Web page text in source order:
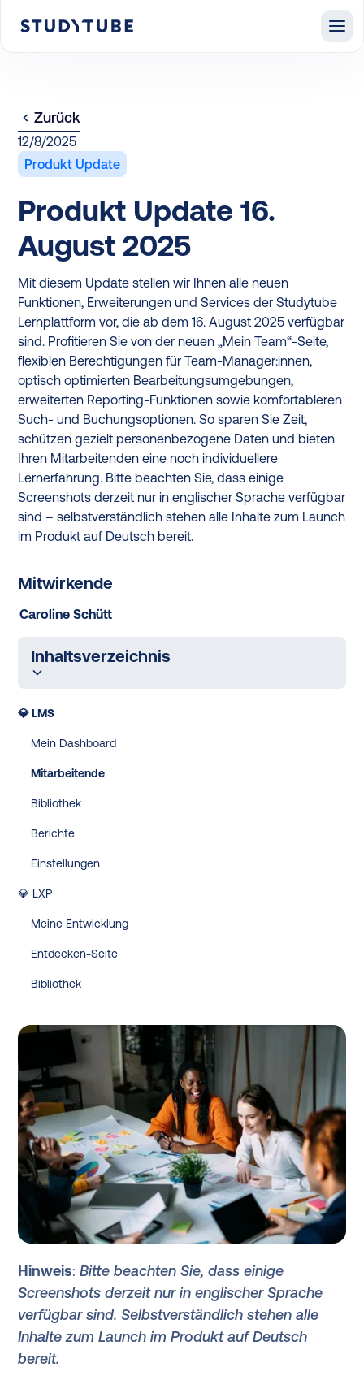
12/8/2025
Produkt Update
Produkt Update 16.
August 2025
Mit diesem Update stellen wir Ihnen alle neuen
Funktionen, Erweiterungen und Services der Studytube
Lernplattform vor, die ab dem 16. August 2025 verfügbar
sind. Profitieren Sie von der neuen „Mein Team“-Seite,
flexiblen Berechtigungen für Team-Manager:innen,
optisch optimierten Bearbeitungsumgebungen,
erweiterten Reporting-Funktionen sowie komfortableren
Such- und Buchungsoptionen. So sparen Sie Zeit,
schützen gezielt personenbezogene Daten und bieten
Ihren Mitarbeitenden eine noch individuellere
Lernerfahrung. Bitte beachten Sie, dass einige
Screenshots derzeit nur in englischer Sprache verfügbar
sind – selbstverständlich stehen alle Inhalte zum Launch
im Produkt auf Deutsch bereit.
Zurück
Hinweis:Bitte beachten Sie, dass einige
Screenshots derzeit nur in englischer Sprache
verfügbar sind. Selbstverständlich stehen alle
Inhalte zum Launch im Produkt auf Deutsch
bereit.
Mitwirkende
Caroline Schütt
Inhaltsverzeichnis
💎 LMS
Mein Dashboard
Mitarbeitende
Bibliothek
Berichte
Einstellungen
💎 LXP
Meine Entwicklung
Entdecken-Seite
Bibliothek